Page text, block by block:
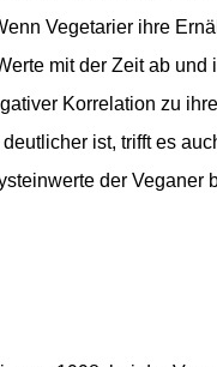
Vegetarier ihre
mit der Zeit ab
Korrelation zu
ist, trifft es
der